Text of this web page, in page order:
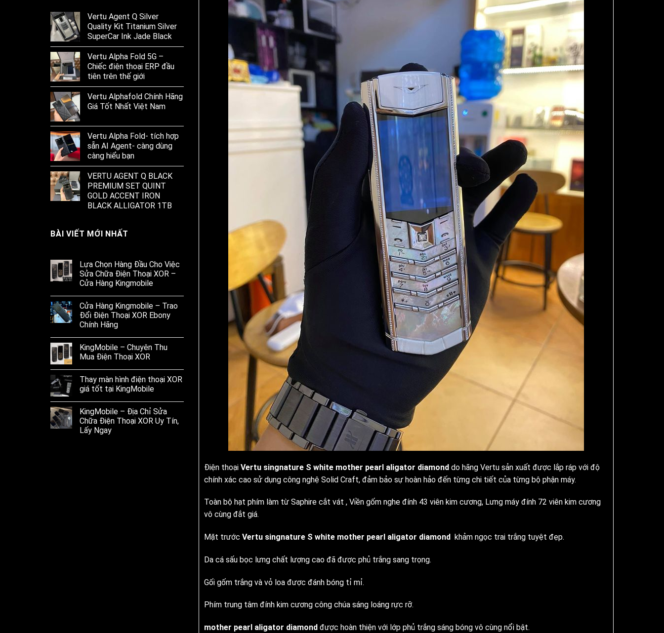
Vertu Agent Q Silver
Quality Kit Titanium Silver
SuperCar Ink Jade Black
Vertu Alpha Fold 5G –
Chiếc điện thoại ERP đầu
tiên trên thế giới
Vertu Alphafold Chính Hãng
Giá Tốt Nhất Việt Nam
Vertu Alpha Fold- tích hợp
sẵn AI Agent- càng dùng
càng hiểu bạn
VERTU AGENT Q BLACK
PREMIUM SET QUINT
GOLD ACCENT IRON
BLACK ALLIGATOR 1TB
BÀI VIẾT MỚI NHẤT
Lựa Chọn Hàng Đầu Cho Việc
Sửa Chữa Điện Thoại XOR –
Cửa Hàng Kingmobile
Cửa Hàng Kingmobile – Trao
Đổi Điện Thoại XOR Ebony
Chính Hãng
KingMobile – Chuyên Thu
Mua Điện Thoại XOR
Thay màn hình điện thoại XOR
giá tốt tại KingMobile
KingMobile – Địa Chỉ Sửa
Chữa Điện Thoại XOR Uy Tín,
Lấy Ngay
Điện thoại Vertu singnature S white mother pearl aligator diamond do hãng Vertu sản xuất được lắp ráp với độ
chính xác cao sử dụng công nghệ Solid Craft, đảm bảo sự hoàn hảo đến từng chi tiết của từng bộ phận máy.
Toàn bộ hạt phím làm từ Saphire cắt vát , Viền gốm nghe đính 43 viên kim cương, Lưng máy đính 72 viên kim cương
vô cùng đắt giá.
Mặt trước Vertu singnature S white mother pearl aligator diamond khảm ngọc trai trắng tuyệt đẹp.
Da cá sấu bọc lưng chất lượng cao đã được phủ trắng sang trọng.
Gối gốm trắng và vỏ loa được đánh bóng tỉ mỉ.
Phím trung tâm đính kim cương công chúa sáng loáng rực rỡ.
mother pearl aligator diamond được hoàn thiện với lớp phủ trắng sáng bóng vô cùng nổi bật.